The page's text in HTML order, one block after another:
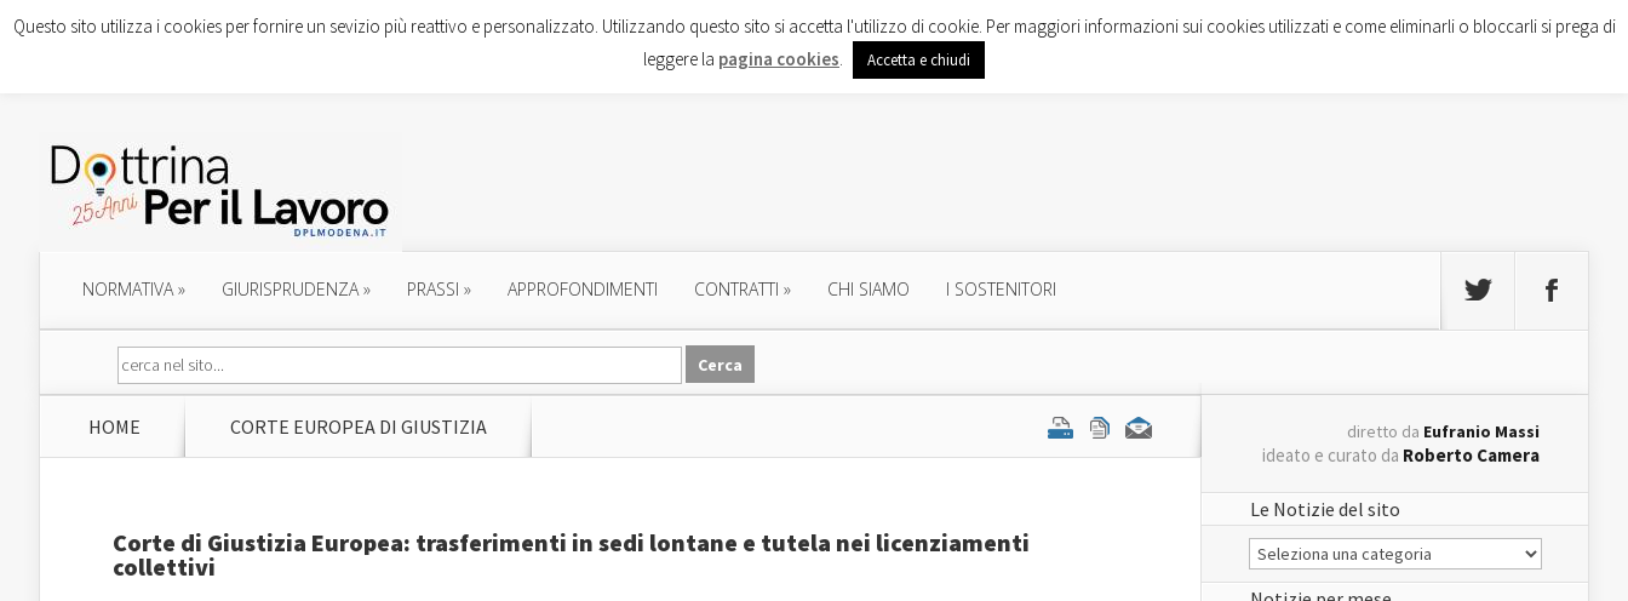
NORMATIVA» GIURISPRUDENZA» PRASSI » APPROFONDIMENTI CONTRATTI » CHI SIAMO I SOSTENITORI
HOME CORTE EUROPEA DI GIUSTIZIA
Corte di Giustizia Europea: trasferimenti in sedi lontane e tutela nei licenziamenti
collettivi
diretto da Eufranio Massi
ideato e curato da Roberto Camera
Le Notizie del sito
Le
Notizie
del
sito
Questo sito utilizza i cookies per fornire un sevizio più reattivo e personalizzato. Utilizzando questo sito si accetta l'utilizzo di cookie. Per maggiori informazioni sui cookies utilizzati e come eliminarli o bloccarli si prega di
leggere la pagina cookies. Accetta e chiudi